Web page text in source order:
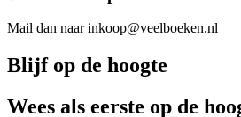
Mail dan naar inkoop@veelboeken.nl
Blijf op de hoogte
Wees als eerste op de